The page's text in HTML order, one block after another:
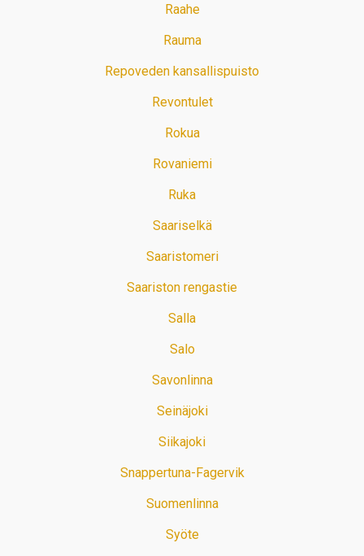
Raahe
Rauma
Repoveden kansallispuisto
Revontulet
Rokua
Rovaniemi
Ruka
Saariselkä
Saaristomeri
Saariston rengastie
Salla
Salo
Savonlinna
Seinäjoki
Siikajoki
Snappertuna-Fagervik
Suomenlinna
Syöte